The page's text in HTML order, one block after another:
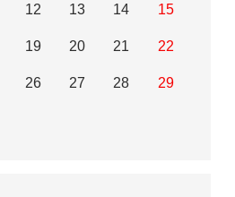
12 13 14 15
19 20 21 22
26 27 28 29